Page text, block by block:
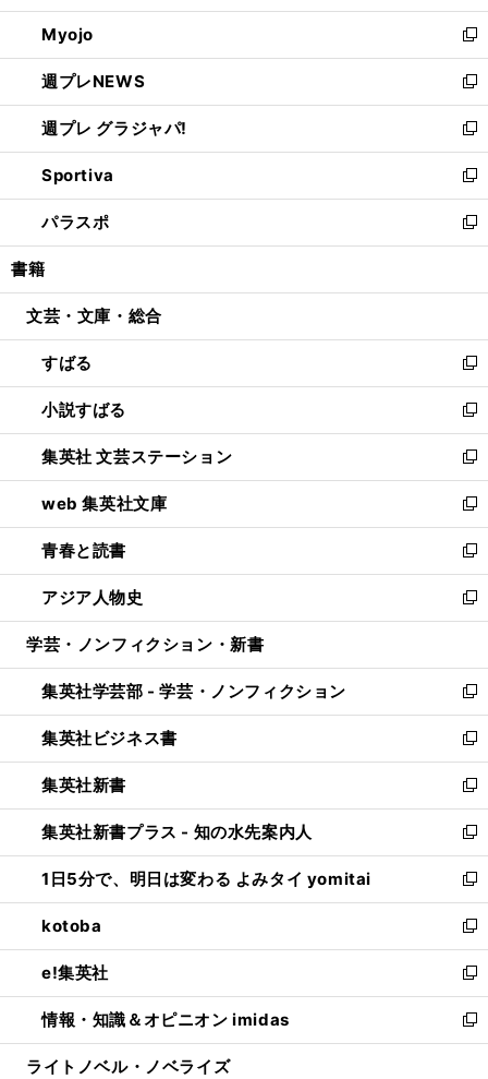
開
く
ウ
で
開
く
ン
ド
ウ
で
開
く
ウ
ィ
ン
ド
ウ
で
開
く
Myojo
新
し
い
ウ
ィ
ン
ド
ウ
で
開
週プレNEWS
新
し
い
ウ
ィ
ン
ド
ウ
開
週プレ グラジャパ!
新
し
い
ウ
ィ
ン
ウ
開
く
Sportiva
新
し
い
ウ
ン
ウ
で
開
く
パラスポ
新
し
ウ
ン
ド
ウ
で
開
く
書籍
文芸・文庫・総合
すばる
新
し
い
ウ
ィ
ン
ド
ウ
で
開
く
小説すばる
新
し
い
ウ
ィ
ン
ド
ウ
で
開
集英社 文芸ステーション
新
し
い
ウ
ィ
ン
ド
ウ
開
く
web 集英社文庫
新
し
い
ウ
ィ
ン
ウ
で
開
く
青春と読書
新
し
い
ウ
ン
ド
ウ
で
開
く
アジア人物史
新
し
ウ
ィ
ン
ド
ウ
で
開
く
学芸・ノンフィクション・新書
集英社学芸部 - 学芸・ノンフィクション
新
し
い
ウ
ィ
ン
ド
ウ
で
開
く
集英社ビジネス書
新
し
い
ウ
ィ
ン
ド
ウ
で
開
く
集英社新書
新
し
い
ウ
ィ
ン
ド
ウ
で
開
く
集英社新書プラス - 知の水先案内人
新
し
い
ウ
ィ
ン
ド
ウ
で
開
1日5分で、明日は変わる よみタイ yomitai
新
し
い
ウ
ィ
ン
ド
ウ
kotoba
新
し
い
ウ
ィ
ン
e!集英社
新
し
い
ウ
情報・知識＆オピニオン imidas
新
し
ライトノベル・ノベライズ